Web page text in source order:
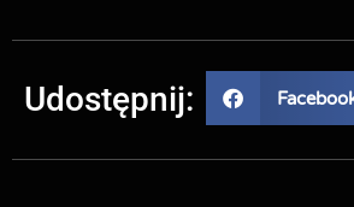
Udostępnij: